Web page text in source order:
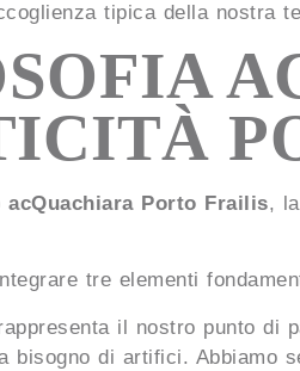
tipica della nostra
acQuachiara Porto Frailis,
tre elementi
il nostro punto
bisogno di artifici. Abbiamo